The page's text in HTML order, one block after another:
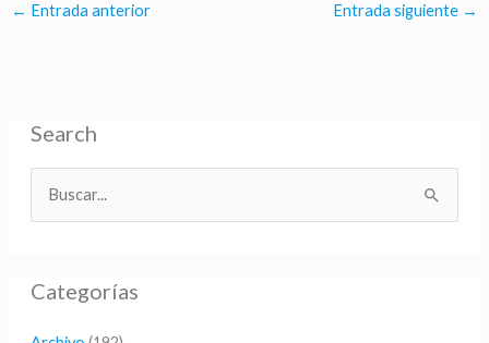
← Entrada anterior Entrada siguiente →
Search
c
Categorías